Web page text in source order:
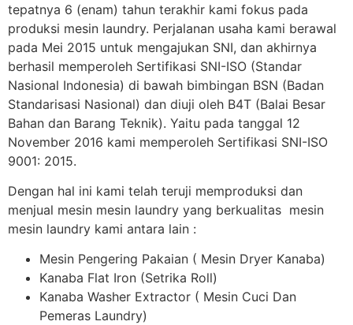
tepatnya 6 (enam) tahun terakhir kami fokus pada
produksi mesin laundry. Perjalanan usaha kami berawal
pada Mei 2015 untuk mengajukan SNI, dan akhirnya
berhasil memperoleh Sertifikasi SNI-ISO (Standar
Nasional Indonesia) di bawah bimbingan BSN (Badan
Standarisasi Nasional) dan diuji oleh B4T (Balai Besar
Bahan dan Barang Teknik). Yaitu pada tanggal 12
November 2016 kami memperoleh Sertifikasi SNI-ISO
9001: 2015.
Dengan hal ini kami telah teruji memproduksi dan
menjual mesin mesin laundry yang berkualitas mesin
mesin laundry kami antara lain :
Mesin Pengering Pakaian ( Mesin Dryer Kanaba)
Kanaba Flat Iron (Setrika Roll)
Kanaba Washer Extractor ( Mesin Cuci Dan
Pemeras Laundry)